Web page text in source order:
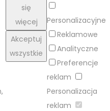
się
więcej
Akceptuj
wszystkie
Personalizacyjne
Reklamowe
Analityczne
Preferencje
reklam
Personalizacja
reklam